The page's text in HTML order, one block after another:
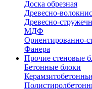
Доска обрезная
Древесно-
Древесно-
МДФ
Ориентированно-
Фанера
Прочие стеновые
Бетонные блоки